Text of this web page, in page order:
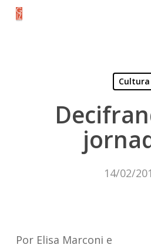
Skip
Cultura
14/02/
Por Elisa Marconi e